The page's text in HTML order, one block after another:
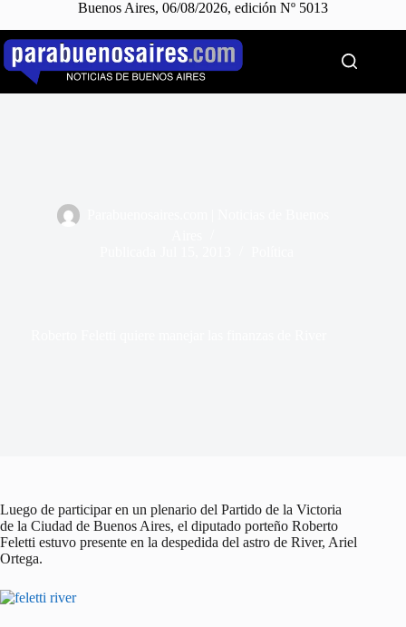
Buenos Aires, 06/08/2026, edición Nº 5013
Saltar
contenido
Luego de participar en un plenario del Partido de la Victoria
de la Ciudad de Buenos Aires, el diputado porteño Roberto
Feletti estuvo presente en la despedida del astro de River, Ariel
Ortega.